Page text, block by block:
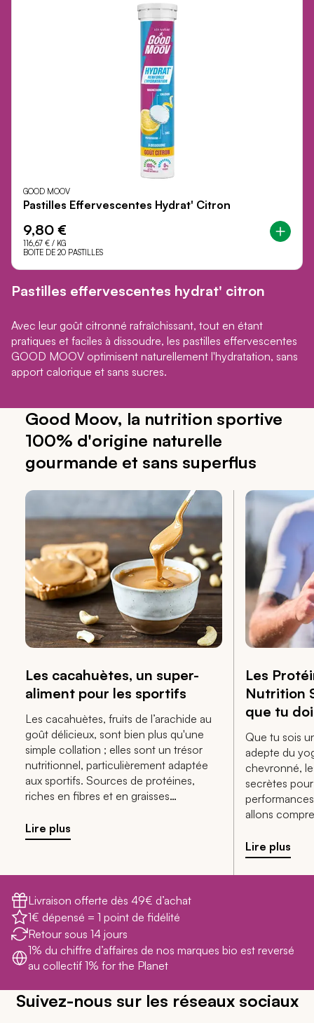
GOOD MOOV
Pastilles Effervescentes Hydrat' Citron
9,80 €
116,67 € / KG
BOITE DE 20 PASTILLES
Pastilles effervescentes hydrat' citron
Avec leur goût citronné rafraîchissant, tout en étant
pratiques et faciles à dissoudre, les pastilles effervescentes
GOOD MOOV optimisent naturellement l'hydratation, sans
apport calorique et sans sucres.
Good Moov, la nutrition sportive
100% d'origine naturelle
gourmande et sans superflus
Les cacahuètes, un super-
aliment pour les sportifs
Les cacahuètes, fruits de l’arachide au
goût délicieux, sont bien plus qu'une
simple collation ; elles sont un trésor
nutritionnel, particulièrement adaptée
aux sportifs. Sources de protéines,
riches en fibres et en graisses
avantages pour tous ceux menant une
vie bien rythmée. Voici pourquoi les
dans ton alimentation !
Lire plus
Les
Nutrition
que tu
Que tu sois
adepte du
chevronné,
secrètes
allons
associées.
Lire plus
Livraison offerte dès 49€ d’achat
1€ dépensé = 1 point de fidélité
Retour sous 14 jours
1% du chiffre d’affaires de nos marques bio est reversé
au collectif 1% for the Planet
Suivez-nous sur les réseaux sociaux